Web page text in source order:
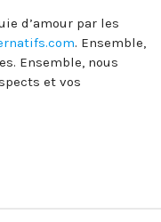
d’amour par les
. Ensemble,
Ensemble, nous
et vos